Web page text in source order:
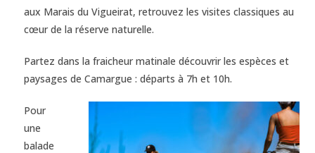
aux Marais du Vigueirat, retrouvez les visites classiques au
cœur de la réserve naturelle.
Partez dans la fraicheur matinale découvrir les espèces et
paysages de Camargue : départs à 7h et 10h.
Pour
une
balade